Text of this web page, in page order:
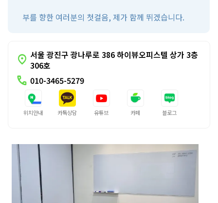
부를 향한 여러분의 첫걸음, 제가 함께 뛰겠습니다.
location_on 서울 광진구 광나루로 386 하이뷰오피스텔 상가 3층
306호
call 010-3465-5279
위치안내 카톡상담 유튜브 카페 블로그